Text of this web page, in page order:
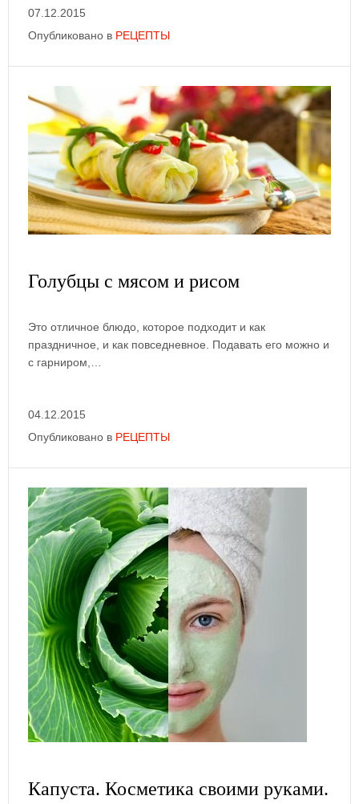
07.12.2015
Опубликовано в РЕЦЕПТЫ
Голубцы с мясом и рисом
Это отличное блюдо, которое подходит и как
праздничное, и как повседневное. Подавать его можно и
с гарниром,…
04.12.2015
Опубликовано в РЕЦЕПТЫ
Капуста. Косметика своими руками.